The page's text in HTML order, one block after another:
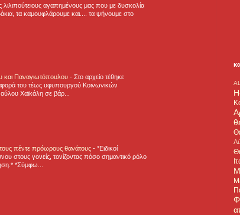
λιλιπούτειους αγαπημένους μας που με δυσκολία
τα καμουφλάρουμε και.... τα ψήνουμε στο
και Παναγιωτόπουλου - Στο αρχείο τέθηκε
του τέως υφυπουργού Κοινωνικών
Χαϊκάλη σε βάρ...
πέντε πρόωρους θανάτους - *Ειδικοί
στους γονείς, τονίζοντας πόσο σημαντικό ρόλο
*Σύμφω...